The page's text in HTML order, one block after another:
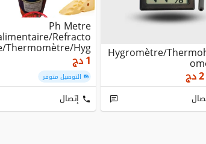
Hygromètre/
دج
Ph Metre
Refracto
Thermomètre/Hyg
multiparametre
Por...
1دج
التوصيل متوفر
إتصال